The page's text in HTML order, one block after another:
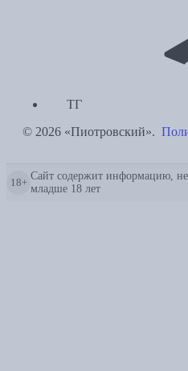
ТГ
© 2026 «Пиотровский».
18+
Сайт содержит информацию,
младше 18 лет